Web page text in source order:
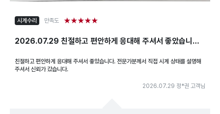
시계수리 만족도 ★★★★★
2026.07.29 친절하고 편안하게 응대해 주셔서 좋았습니다.
다.
친절하고 편안하게 응대해 주셔서 좋았습니다. 전문가분께서 직접 시계 상태를 설명해
주셔서 신뢰가 갔습니다.
2026.07.29 정*권 고객님